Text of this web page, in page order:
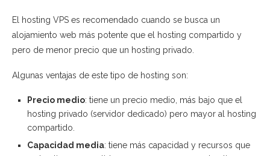
El hosting VPS es recomendado cuando se busca un
alojamiento web más potente que el hosting compartido y
pero de menor precio que un hosting privado.
Algunas ventajas de este tipo de hosting son:
Precio medio: tiene un precio medio, más bajo que el
hosting privado (servidor dedicado) pero mayor al hosting
compartido.
Capacidad media: tiene más capacidad y recursos que